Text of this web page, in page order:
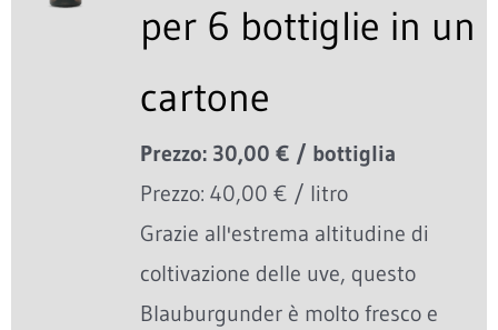
per 6 bottiglie in un
cartone
Prezzo: 30,00 € / bottiglia
Prezzo: 40,00 € / litro
Grazie all'estrema altitudine di
coltivazione delle uve, questo
Blauburgunder è molto fresco e